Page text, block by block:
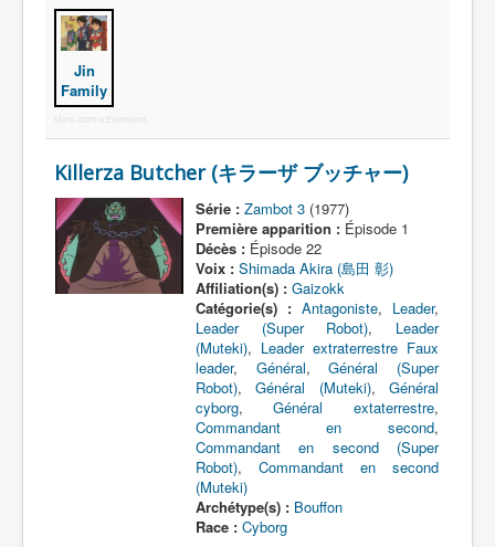
Général
Soldat
Jin
Family
More Joomla Extensions
Killerza Butcher (キラーザ ブッチャー)
Série : Zambot 3(1977)
Première apparition :Épisode 1
Décès :Épisode 22
Voix : Shimada Akira (島田 彰)
Affiliation(s) : Gaizokk
Catégorie(s) : Antagoniste, Leader,
Leader (Super Robot), Leader
(Muteki), Leader extraterrestre Faux
leader, Général,Général (Super
Robot),Général (Muteki),Général
cyborg,Général extaterrestre,
Commandant en second,
Commandant en second (Super
Robot), Commandant en second
(Muteki)
Archétype(s) : Bouffon
Race : Cyborg